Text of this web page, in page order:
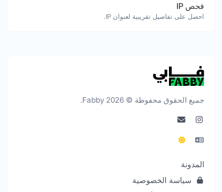
فحص IP
احصل على تفاصيل تقريبية لعنوان IP.
جميع الحقوق محفوظة © 2026 Fabby.
المدونة
سياسة الخصوصية